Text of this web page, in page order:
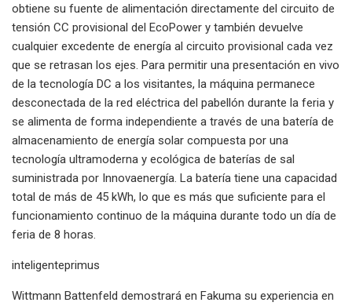
obtiene su fuente de alimentación directamente del circuito de
tensión CC provisional del EcoPower y también devuelve
cualquier excedente de energía al circuito provisional cada vez
que se retrasan los ejes. Para permitir una presentación en vivo
de la tecnología DC a los visitantes, la máquina permanece
desconectada de la red eléctrica del pabellón durante la feria y
se alimenta de forma independiente a través de una batería de
almacenamiento de energía solar compuesta por una
tecnología ultramoderna y ecológica de baterías de sal
suministrada por Innovaenergía. La batería tiene una capacidad
total de más de 45 kWh, lo que es más que suficiente para el
funcionamiento continuo de la máquina durante todo un día de
feria de 8 horas.
inteligenteprimus
Wittmann Battenfeld demostrará en Fakuma su experiencia en